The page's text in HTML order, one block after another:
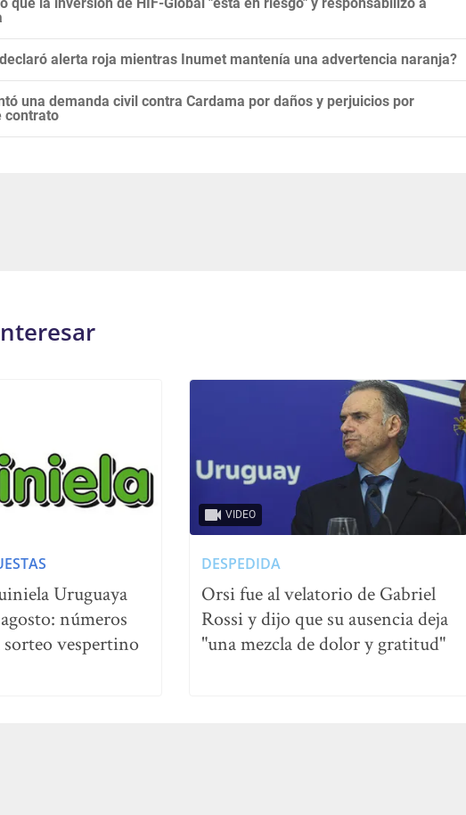
alerta roja mientras Inumet mantenía una advertencia naranja?
una demanda civil contra Cardama por daños y perjuicios por
contrato
Uruguaya
números
sorteo vespertino
VIDEO
DESPEDIDA
Orsi fue al velatorio de Gabriel
Rossi y dijo que su ausencia deja
"una mezcla de dolor y gratitud"